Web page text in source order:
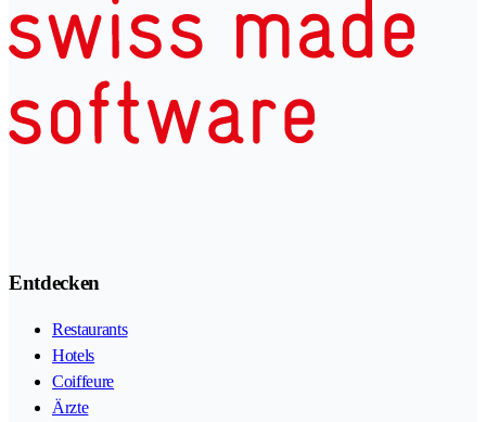
Entdecken
Restaurants
Hotels
Coiffeure
Ärzte